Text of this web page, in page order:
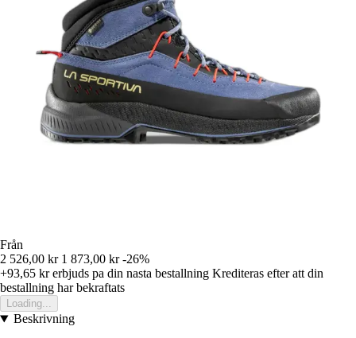
Från
2 526,00 kr 1 873,00 kr -26%
+93,65 krerbjuds pa din nasta bestallning Krediteras efter att din
bestallning har bekraftats
Loading...
Beskrivning